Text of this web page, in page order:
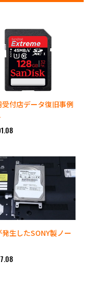
付店データ復旧事例
生したSONY製ノー